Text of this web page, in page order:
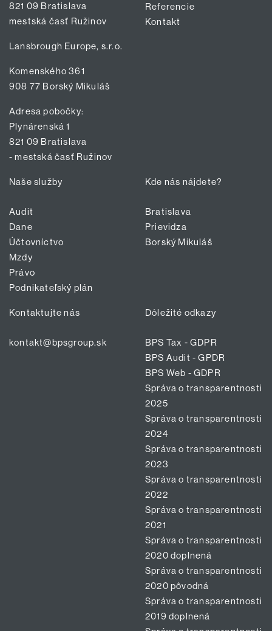
821 09 Bratislava
mestská časť Ružinov
Lansbrough Europe, s.r.o.
Komenského 361
908 77 Borský Mikuláš
Adresa pobočky:
Plynárenská 1
821 09 Bratislava
- mestská časť Ružinov
Referencie
Kontakt
Naše služby
Audit
Dane
Účtovníctvo
Mzdy
Právo
Podnikateľský plán
Kde nás nájdete?
Bratislava
Prievidza
Borský Mikuláš
Kontaktujte nás
kontakt@bpsgroup.sk
Dôležité odkazy
BPS Tax - GDPR
BPS Audit - GPDR
BPS Web - GDPR
Správa o transparentnosti
2025
Správa o transparentnosti
2024
Správa o transparentnosti
2023
Správa o transparentnosti
2022
Správa o transparentnosti
2021
Správa o transparentnosti
2020 doplnená
Správa o transparentnosti
2020 pôvodná
Správa o transparentnosti
2019 doplnená